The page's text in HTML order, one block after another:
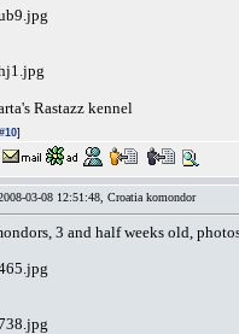
Rastazz kennel
#10]
03-08 12:51:48, Croatia komondor
3 and half weeks old,